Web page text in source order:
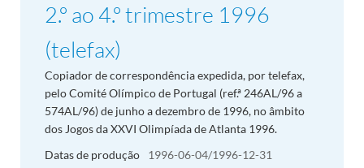
2.º ao 4.º trimestre 1996
(telefax)
Copiador de correspondência expedida, por telefax,
pelo Comité Olímpico de Portugal (ref.ª 246AL/96 a
574AL/96) de junho a dezembro de 1996, no âmbito
dos Jogos da XXVI Olimpíada de Atlanta 1996.
Datas de produção
1996-06-04/1996-12-31